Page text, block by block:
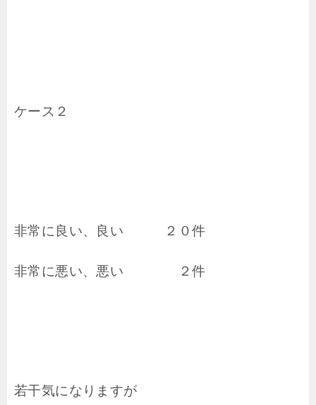
ケース２
非常に良い、良い ２０件
非常に悪い、悪い ２件
若干気になりますが